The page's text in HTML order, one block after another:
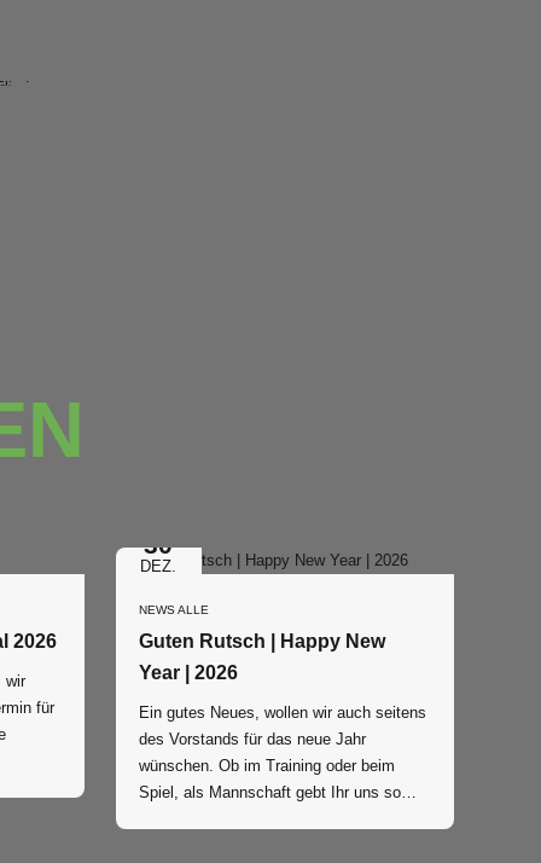
Beitrags-Einzug 2. Quartal 2026
für
30
DEZ.
NEWS ALLE
Guten Rutsch | Happy New
Year | 2026
Ein gutes Neues, wollen wir auch seitens
des Vorstands für das neue Jahr
wünschen. Ob im Training oder beim
Spiel, als Mannschaft gebt Ihr uns so